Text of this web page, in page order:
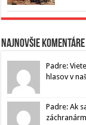
Najnovšie komentáre
Padre:
hlasov v
Padre: Ak